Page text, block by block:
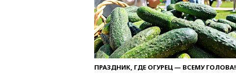
ПРАЗДНИК, ГДЕ ОГУРЕЦ — ВСЕМУ ГОЛОВА!